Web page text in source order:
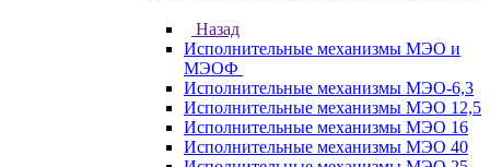
Назад
Исполнительные механизмы МЭО и
МЭОФ
Исполнительные механизмы МЭО-6,3
Исполнительные механизмы МЭО 12,5
Исполнительные механизмы МЭО 16
Исполнительные механизмы МЭО 40